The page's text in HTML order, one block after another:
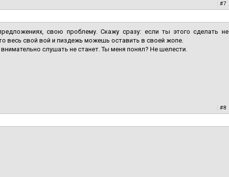
#7
свою проблему. Скажу сразу: если ты этого сделать не
весь свой вой и пиздежь можешь оставить в своей жопе.
слушать не станет. Ты меня понял? Не шелести.
#8